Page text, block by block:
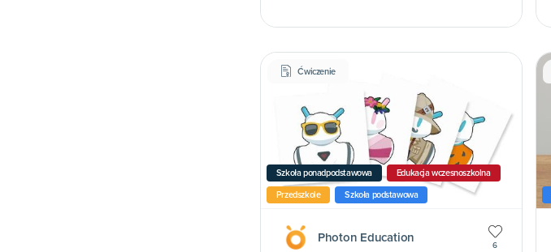
Ćwiczenie
Przedszkole Szkoła podstawowa
Szkoła ponadpodstawowa Edukacja wczesnoszkolna
Photon Education
6